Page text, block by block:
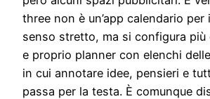
three non è un’app calendario per
senso stretto, ma si configura più
e proprio planner con elenchi
in cui annotare idee, pensieri e
passa per la testa. È comunque